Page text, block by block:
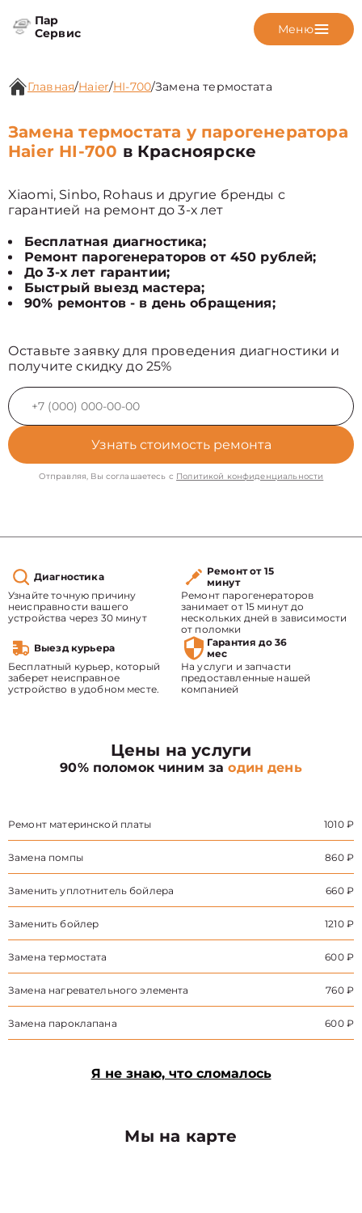
Пар
Сервис
Меню
Главная/Haier/HI-700/Замена термостата
Замена термостата у парогенератора
Haier HI-700 в Красноярске
Xiaomi, Sinbo, Rohaus и другие бренды с
гарантией на ремонт до 3-х лет
Бесплатная диагностика;
Ремонт парогенераторов от 450 рублей;
До 3-х лет гарантии;
Быстрый выезд мастера;
90% ремонтов - в день обращения;
Оставьте заявку для проведения диагностики и
получите скидку до 25%
Узнать стоимость ремонта
Отправляя, Вы соглашаетесь с Политикой конфиденциальности
Диагностика
Узнайте точную причину
неисправности вашего
устройства через 30 минут
Ремонт от 15
минут
Ремонт парогенераторов
занимает от 15 минут до
нескольких дней в зависимости
от поломки
Выезд курьера
Бесплатный курьер, который
заберет неисправное
устройство в удобном месте.
Гарантия до 36
мес
На услуги и запчасти
предоставленные нашей
компанией
Цены на услуги
90% поломок чиним заодин день
Ремонт материнской платы 1010 ₽
Замена помпы 860 ₽
Заменить уплотнитель бойлера 660 ₽
Заменить бойлер 1210 ₽
Замена термостата 600 ₽
Замена нагревательного элемента 760 ₽
Замена пароклапана 600 ₽
Я не знаю, что сломалось
Мы на карте